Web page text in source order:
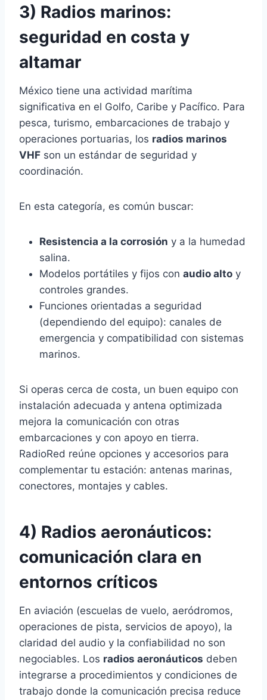
3) Radios marinos:
seguridad en costa y
altamar
México tiene una actividad marítima
significativa en el Golfo, Caribe y Pacífico. Para
pesca, turismo, embarcaciones de trabajo y
operaciones portuarias, los radios marinos
VHF son un estándar de seguridad y
coordinación.
En esta categoría, es común buscar:
Resistencia a la corrosión y a la humedad
salina.
Modelos portátiles y fijos con audio alto y
controles grandes.
Funciones orientadas a seguridad
(dependiendo del equipo): canales de
emergencia y compatibilidad con sistemas
marinos.
Si operas cerca de costa, un buen equipo con
instalación adecuada y antena optimizada
mejora la comunicación con otras
embarcaciones y con apoyo en tierra.
RadioRed reúne opciones y accesorios para
complementar tu estación: antenas marinas,
conectores, montajes y cables.
4) Radios aeronáuticos:
comunicación clara en
entornos críticos
En aviación (escuelas de vuelo, aeródromos,
operaciones de pista, servicios de apoyo), la
claridad del audio y la confiabilidad no son
negociables. Los radios aeronáuticos deben
integrarse a procedimientos y condiciones de
trabajo donde la comunicación precisa reduce